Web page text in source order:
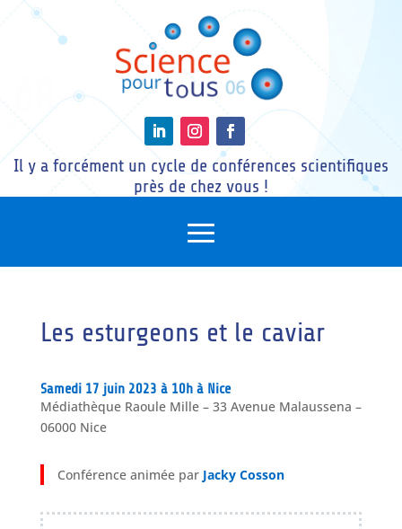
Il y a forcément un cycle de conférences scientifiques
près de chez vous !
Les esturgeons et le caviar
Samedi 17 juin 2023 à 10h à Nice
Médiathèque Raoule Mille – 33 Avenue Malaussena –
06000 Nice
Conférence animée par Jacky Cosson